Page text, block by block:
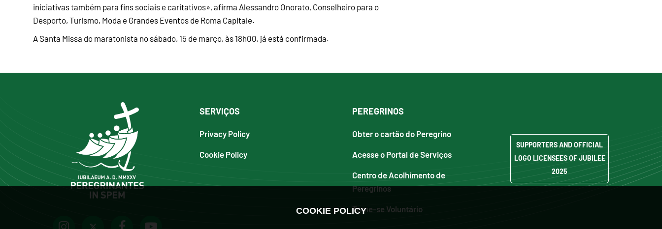
iniciativas também para fins sociais e caritativos», afirma Alessandro Onorato, Conselheiro para o
Desporto, Turismo, Moda e Grandes Eventos de Roma Capitale.
A Santa Missa do maratonista no sábado, 15 de março, às 18h00, já está confirmada.
SERVIÇOS
Privacy Policy
Cookie Policy
PEREGRINOS
Obter o cartão do Peregrino
Acesse o Portal de Serviços
Centro de Acolhimento de
Peregrinos
Torne-se Voluntário
SUPPORTERS AND OFFICIAL
LOGO LICENSEES OF JUBILEE
2025
COOKIE POLICY